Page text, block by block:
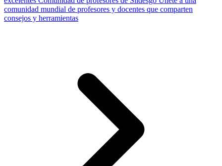
comunidad mundial de profesores y docentes que comparten
consejos y herramientas